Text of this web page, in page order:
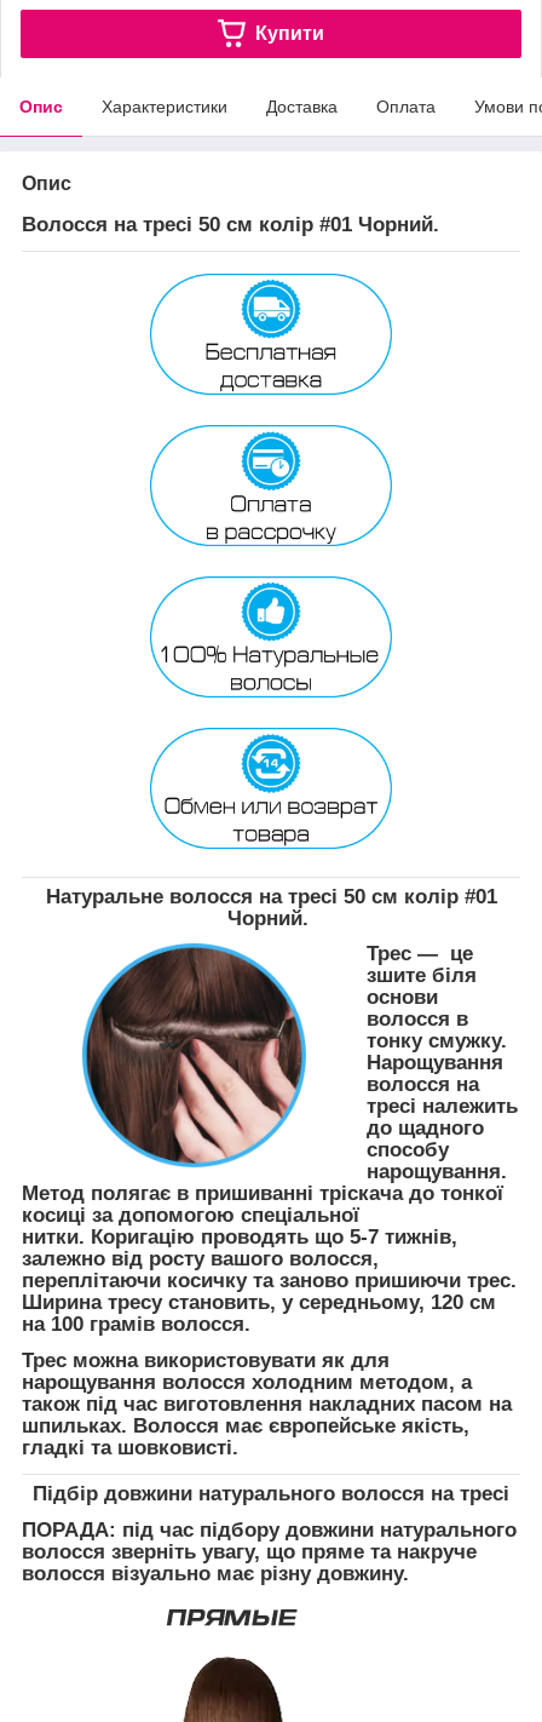
Купити
Опис Характеристики Доставка Оплата Умови
Опис
Волосся на тресі 50 см колір #01 Чорний.
Натуральне волосся на тресі 50 см колір #01
Чорний.
Трес — це
зшите біля
основи
волосся в
тонку смужку.
Нарощування
волосся на
тресі належить
до щадного
способу
нарощування.
Метод полягає в пришиванні тріскача до тонкої
косиці за допомогою спеціальної
нитки. Коригацію проводять що 5-7 тижнів,
залежно від росту вашого волосся,
переплітаючи косичку та заново пришиючи трес.
Ширина тресу становить, у середньому, 120 см
на 100 грамів волосся.
Трес можна використовувати як для
нарощування волосся холодним методом, а
також під час виготовлення накладних пасом на
шпильках. Волосся має європейське якість,
гладкі та шовковисті.
Підбір довжини натурального волосся на тресі
ПОРАДА: під час підбору довжини натурального
волосся зверніть увагу, що пряме та накруче
волосся візуально має різну довжину.